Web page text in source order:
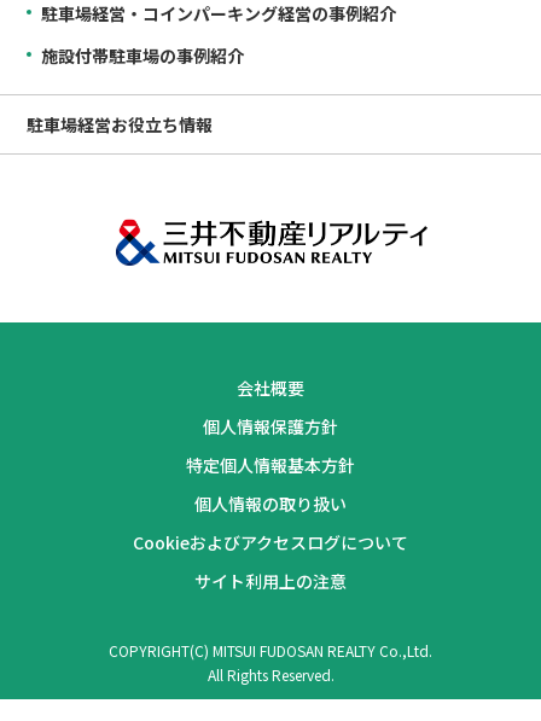
駐車場経営・コインパーキング経営の事例紹介
施設付帯駐車場の事例紹介
駐車場経営お役立ち情報
会社概要
個人情報保護方針
特定個人情報基本方針
個人情報の取り扱い
Cookieおよびアクセスログについて
サイト利用上の注意
COPYRIGHT(C) MITSUI FUDOSAN REALTY Co.,Ltd.
All Rights Reserved.